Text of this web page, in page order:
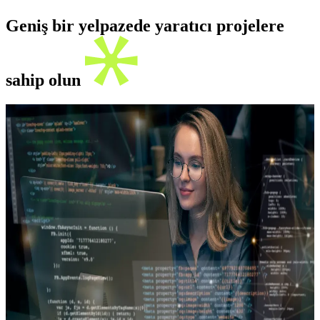
Geniş bir yelpazede yaratıcı projelere
sahip olun